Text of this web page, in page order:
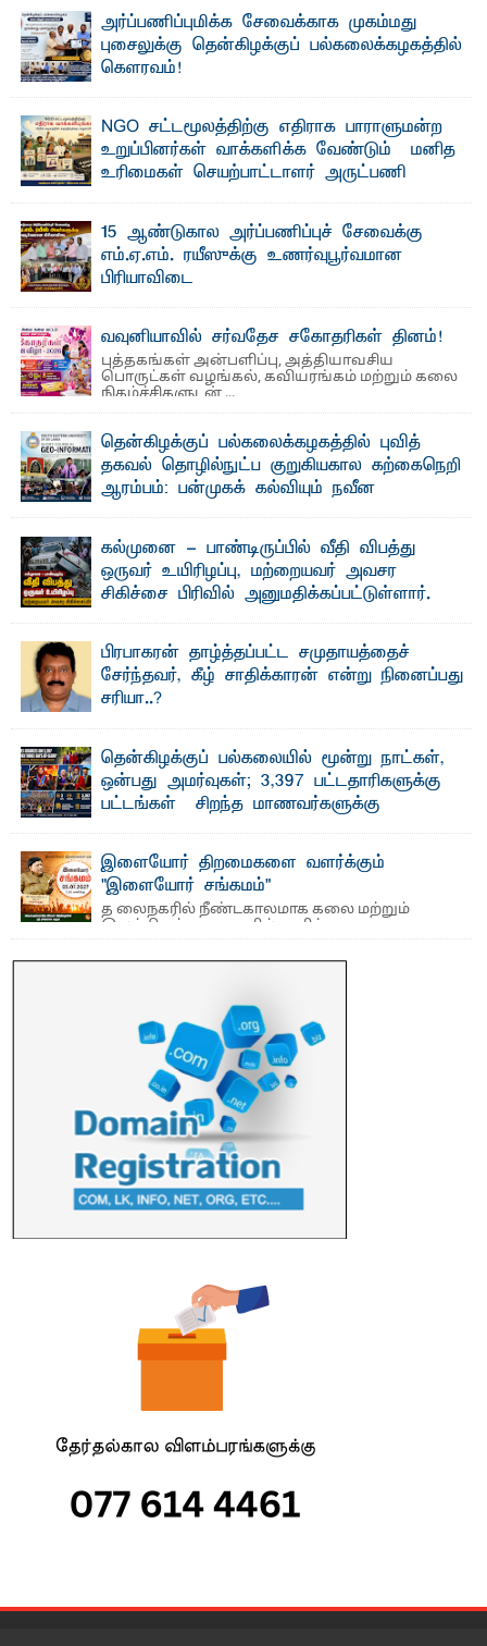
"ஒ ரு மாணவனின் அல்லது மாணவியின் கனவு என்னால்
கலைக்கப்படாது" என்ற உறுதியை ஒவ்வொரு மாணவரும் ...
அர்ப்பணிப்புமிக்க சேவைக்காக முகம்மது
புசைலுக்கு தென்கிழக்குப் பல்கலைக்கழகத்தில்
கௌரவம்!
NGO சட்டமூலத்திற்கு எதிராக பாராளுமன்ற
உறுப்பினர்கள் வாக்களிக்க வேண்டும் – மனித
உரிமைகள் செயற்பாட்டாளர் அருட்பணி
ஜே. எப். காமிலா பேகம்- இ லங்கை அரசாங்கம் அரசுசாரா
அமைப்புகள் (NGO) தொடர்பான புதிய சட்டமூலத்தை ...
15 ஆண்டுகால அர்ப்பணிப்புச் சேவைக்கு
எம்.ஏ.எம். ரயீஸுக்கு உணர்வுபூர்வமான
பிரியாவிடை
வவுனியாவில் சர்வதேச சகோதரிகள் தினம்!
புத்தகங்கள் அன்பளிப்பு, அத்தியாவசிய
பொருட்கள் வழங்கல், கவியரங்கம் மற்றும் கலை
நிகழ்ச்சிகளுடன் ...
தென்கிழக்குப் பல்கலைக்கழகத்தில் புவித்
தகவல் தொழில்நுட்ப குறுகியகால கற்கைநெறி
ஆரம்பம்: பன்முகக் கல்வியும் நவீன
தொழில்நுட்பமும் காலத்தின் தேவை – பீடாதிபதி
பேராசிரியர் எம். எம். பாஸில்
தெ ன்கிழக்குப் பல்கலைக்கழகத்தின் கலை மற்றும் கலாசார
பீடத்தின் புவியியல் துறையினால் ...
கல்முனை - பாண்டிருப்பில் வீதி விபத்து
ஒருவர் உயிரிழப்பு, மற்றையவர் அவசர
சிகிச்சை பிரிவில் அனுமதிக்கப்பட்டுள்ளார்.
பாண்டிருப்பு ...பிரபாகரன் தாழ்த்தப்பட்ட சமுதாயத்தைச்
சேர்ந்தவர், கீழ் சாதிக்காரன் என்று நினைப்பது
சரியா..?
தென்கிழக்குப் பல்கலையில் மூன்று நாட்கள்,
ஒன்பது அமர்வுகள்; 3,397 பட்டதாரிகளுக்கு
பட்டங்கள் – சிறந்த மாணவர்களுக்கு
மற்றும் சிறப்புப் பரிசுகள்
எம்.வை. அமீர்- ஒ லுவிலில் அமைந்துள்ள தென்கிழக்குப்
பல்கலைக்கழகத்தின் 18ஆவது பொதுப் பட்டமளிப்பு விழா ...
இளையோர் திறமைகளை வளர்க்கும்
"இளையோர் சங்கமம்"
த லைநகரில் நீண்டகாலமாக கலை மற்றும்
இலக்கியத் துறைகளில் தனித்துவமான
பணிகளை முன்னெடுத்து வரும் புதிய ...